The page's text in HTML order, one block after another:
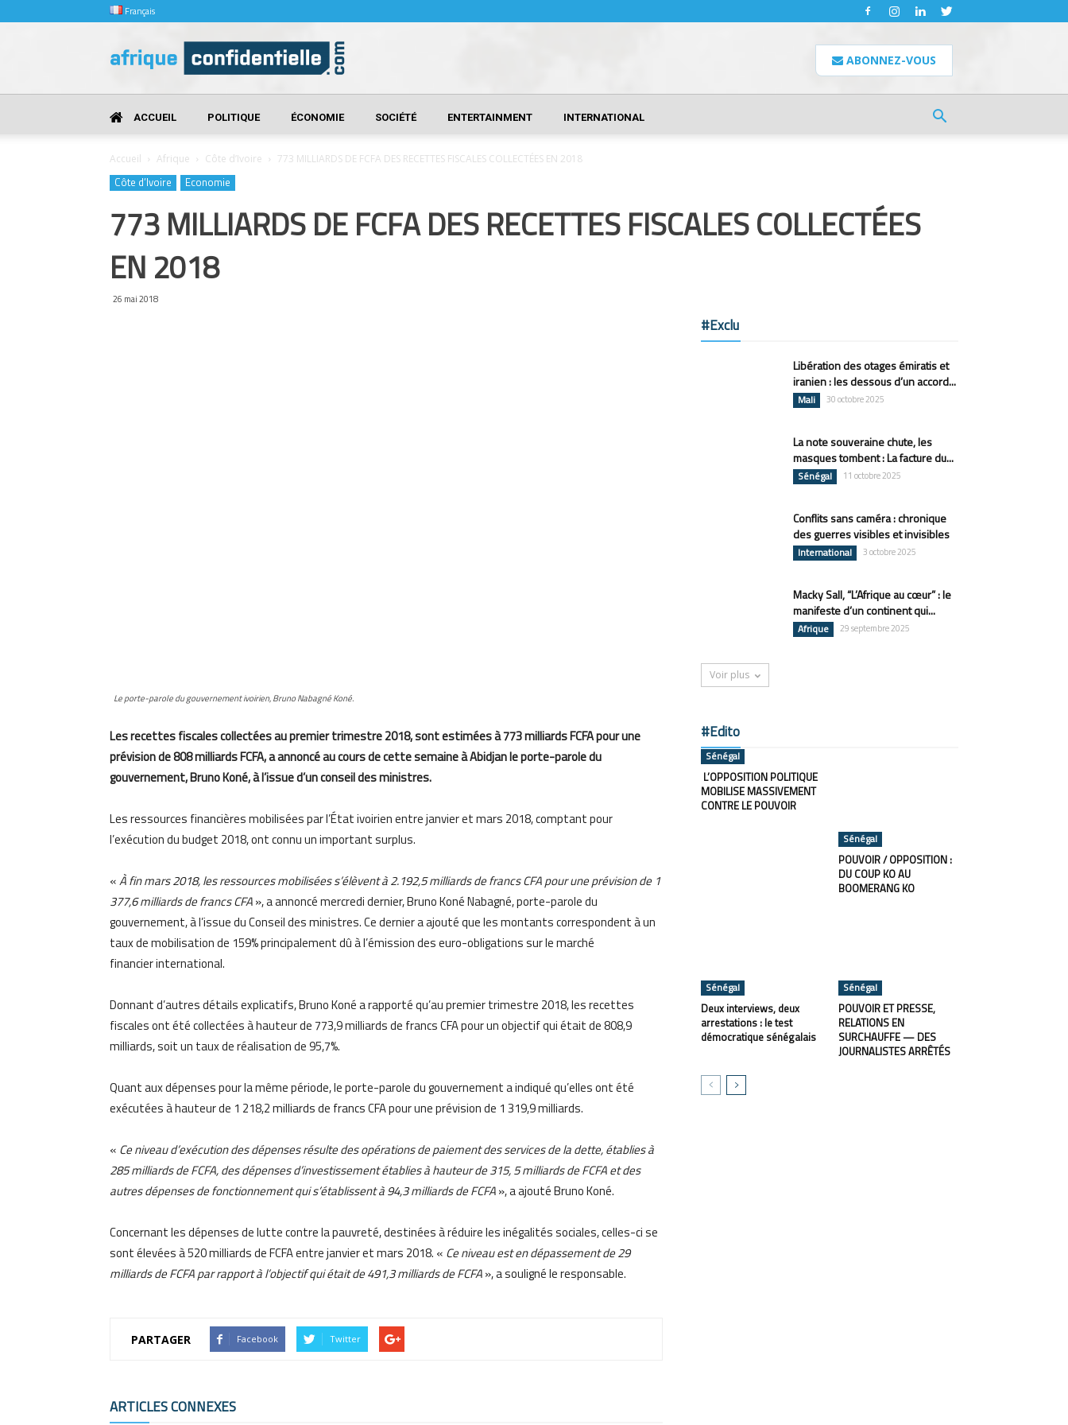
Français
Confidentielle
ABONNEZ-VOUS
ACCUEIL POLITIQUE ÉCONOMIE SOCIÉTÉ ENTERTAINMENT INTERNATIONAL
Accueil Afrique Côte d’Ivoire 773 MILLIARDS DE FCFA DES RECETTES FISCALES COLLECTÉES EN 2018
Côte d’Ivoire Economie
773 MILLIARDS DE FCFA DES RECETTES FISCALES COLLECTÉES
EN 2018
26 mai 2018
Le porte-parole du gouvernement ivoirien, Bruno Nabagné Koné.
Les recettes fiscales collectées au premier trimestre 2018, sont estimées à 773 milliards FCFA pour une
prévision de 808 milliards FCFA, a annoncé au cours de cette semaine à Abidjan le porte-parole du
gouvernement, Bruno Koné, à l’issue d’un conseil des ministres.
Les ressources financières mobilisées par l’État ivoirien entre janvier et mars 2018, comptant pour
l’exécution du budget 2018, ont connu un important surplus.
«À fin mars 2018, les ressources mobilisées s’élèvent à 2.192,5 milliards de francs CFA pour une prévision de 1
377,6 milliards de francs CFA», a annoncé mercredi dernier, Bruno Koné Nabagné, porte-parole du
gouvernement, à l’issue du Conseil des ministres. Ce dernier a ajouté que les montants correspondent à un
taux de mobilisation de 159% principalement dû à l’émission des euro-obligations sur le marché
financier international.
Donnant d’autres détails explicatifs, Bruno Koné a rapporté qu’au premier trimestre 2018, les recettes
fiscales ont été collectées à hauteur de 773,9 milliards de francs CFA pour un objectif qui était de 808,9
milliards, soit un taux de réalisation de 95,7%.
Quant aux dépenses pour la même période, le porte-parole du gouvernement a indiqué qu’elles ont été
exécutées à hauteur de 1 218,2 milliards de francs CFA pour une prévision de 1 319,9 milliards.
« Ce niveau d’exécution des dépenses résulte des opérations de paiement des services de la dette, établies à
285 milliards de FCFA, des dépenses d’investissement établies à hauteur de 315, 5 milliards de FCFA et des
autres dépenses de fonctionnement qui s’établissent à 94,3 milliards de FCFA», a ajouté Bruno Koné.
Concernant les dépenses de lutte contre la pauvreté, destinées à réduire les inégalités sociales, celles-ci se
sont élevées à 520 milliards de FCFA entre janvier et mars 2018. « Ce niveau est en dépassement de 29
milliards de FCFA par rapport à l’objectif qui était de 491,3 milliards de FCFA», a souligné le responsable.
PARTAGER Facebook Twitter
ARTICLES CONNEXES
#Exclu
Libération des otages émiratis et
iranien : les dessous d’un accord...
Mali 30 octobre 2025
La note souveraine chute, les
masques tombent : La facture du...
Sénégal 11 octobre 2025
Conflits sans caméra : chronique
des guerres visibles et invisibles
International 3 octobre 2025
Macky Sall, “L’Afrique au cœur” : le
manifeste d’un continent qui...
Afrique 29 septembre 2025
Voir plus
#Edito
Sénégal
L’OPPOSITION POLITIQUE
MOBILISE MASSIVEMENT
CONTRE LE POUVOIR
Sénégal
POUVOIR / OPPOSITION :
DU COUP KO AU
BOOMERANG KO
Sénégal
Deux interviews, deux
arrestations : le test
démocratique sénégalais
Sénégal
POUVOIR ET PRESSE,
RELATIONS EN
SURCHAUFFE — DES
JOURNALISTES ARRÊTÉS